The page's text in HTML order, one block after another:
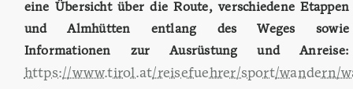
eine Übersicht über die Route, verschiedene Etappen
und Almhütten entlang des Weges sowie
Informationen zur Ausrüstung und Anreise:
https://www.tirol.at/reisefuehrer/sport/wandern/